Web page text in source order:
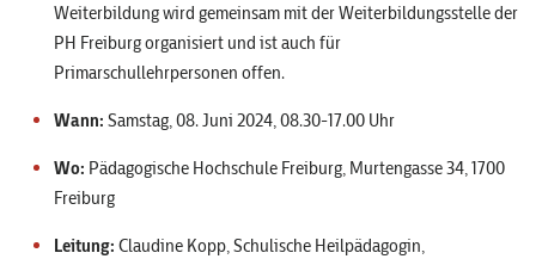
Weiterbildung wird gemeinsam mit der Weiterbildungsstelle der
PH Freiburg organisiert und ist auch für
Primarschullehrpersonen offen.
Wann: Samstag, 08. Juni 2024, 08.30-17.00 Uhr
Wo: Pädagogische Hochschule Freiburg, Murtengasse 34, 1700
Freiburg
Leitung: Claudine Kopp, Schulische Heilpädagogin,